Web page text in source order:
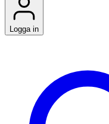
Logga in